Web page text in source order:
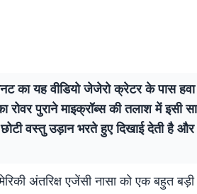
का यह वीडियो जेजेरो क्रेटर के पास
पुराने माइक्रॉब्स की तलाश में इसी
छोटी वस्तु उड़ान भरते हुए दिखाई देती है
अंतरिक्ष एजेंसी नासा को एक बहुत बड़ी